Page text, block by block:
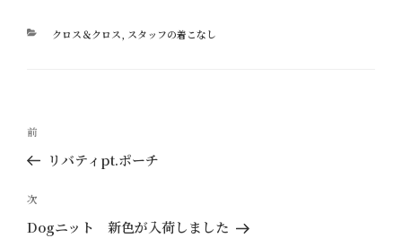
カ
クロス＆クロス スタッフの着こなし
投
ナ
ビ
ゲ
過
去
投
稿
前
リバティpt.ポーチ
次
の
次
Dogニット 新色が入荷しました